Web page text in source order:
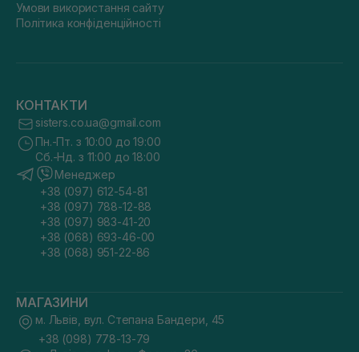
Умови використання сайту
Політика конфіденційності
КОНТАКТИ
sisters.co.ua@gmail.com
Пн.-Пт. з 10:00 до 19:00
Сб.-Нд. з 11:00 до 18:00
Менеджер
+38 (097) 612-54-81
+38 (097) 788-12-88
+38 (097) 983-41-20
+38 (068) 693-46-00
+38 (068) 951-22-86
МАГАЗИНИ
м. Львів, вул. Степана Бандери, 45
+38 (098) 778-13-79